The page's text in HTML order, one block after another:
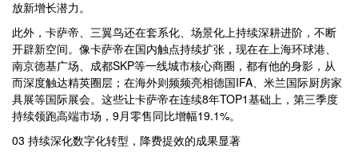
放新增长潜力。
此外，卡萨帝、三翼鸟还在套系化、场景化上持续深耕进阶，不断
开辟新空间。像卡萨帝在国内触点持续扩张，现在在上海环球港、
南京德基广场、成都SKP等一线城市核心商圈，都有他的身影，从
而深度触达精英圈层；在海外则频频亮相德国IFA、米兰国际厨房家
具展等国际展会。这些让卡萨帝在连续8年TOP1基础上，第三季度
持续领跑高端市场，9月零售同比增幅19.1%。
03 持续深化数字化转型，降费提效的成果显著